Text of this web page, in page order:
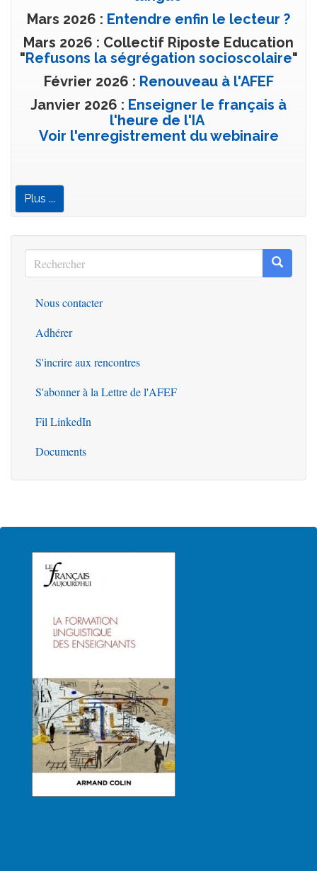
Mars 2026 : Entendre enfin le lecteur ?
Mars 2026 : Collectif Riposte Education
"Refusons la ségrégation socioscolaire"
Février 2026 : Renouveau à l'AFEF
Janvier 2026 : Enseigner le français à
l'heure de l'IA
Voir l'enregistrement du webinaire
Plus ...
Rechercher
Rechercher
Outils
Nous contacter
Adhérer
S'incrire aux rencontres
S'abonner à la Lettre de l'AFEF
Fil LinkedIn
Documents